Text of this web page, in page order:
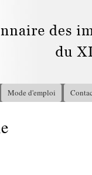
Mode d'emploi